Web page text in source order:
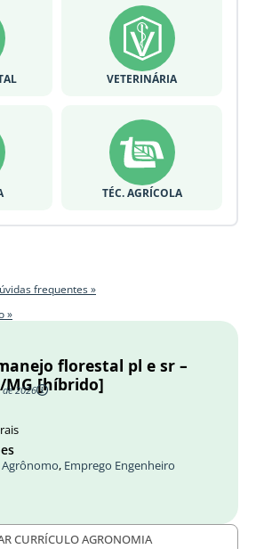
VETERINÁRIA
TÉC. AGRÍCOLA
frequentes »
»
florestal pl e sr –
[híbrido]
2026
, Emprego Engenheiro
CURRÍCULO AGRONOMIA